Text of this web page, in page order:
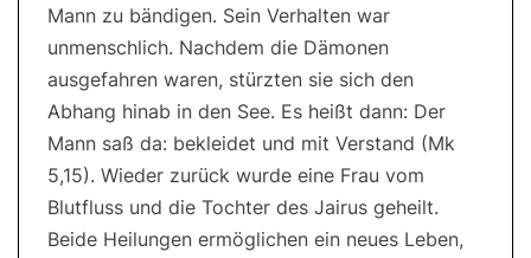
Mann zu bändigen. Sein Verhalten war
unmenschlich. Nachdem die Dämonen
ausgefahren waren, stürzten sie sich den
Abhang hinab in den See. Es heißt dann: Der
Mann saß da: bekleidet und mit Verstand (Mk
5,15). Wieder zurück wurde eine Frau vom
Blutfluss und die Tochter des Jairus geheilt.
Beide Heilungen ermöglichen ein neues Leben,